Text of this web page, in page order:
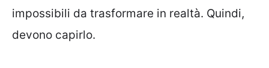
impossibili da trasformare in realtà. Quindi,
devono capirlo.